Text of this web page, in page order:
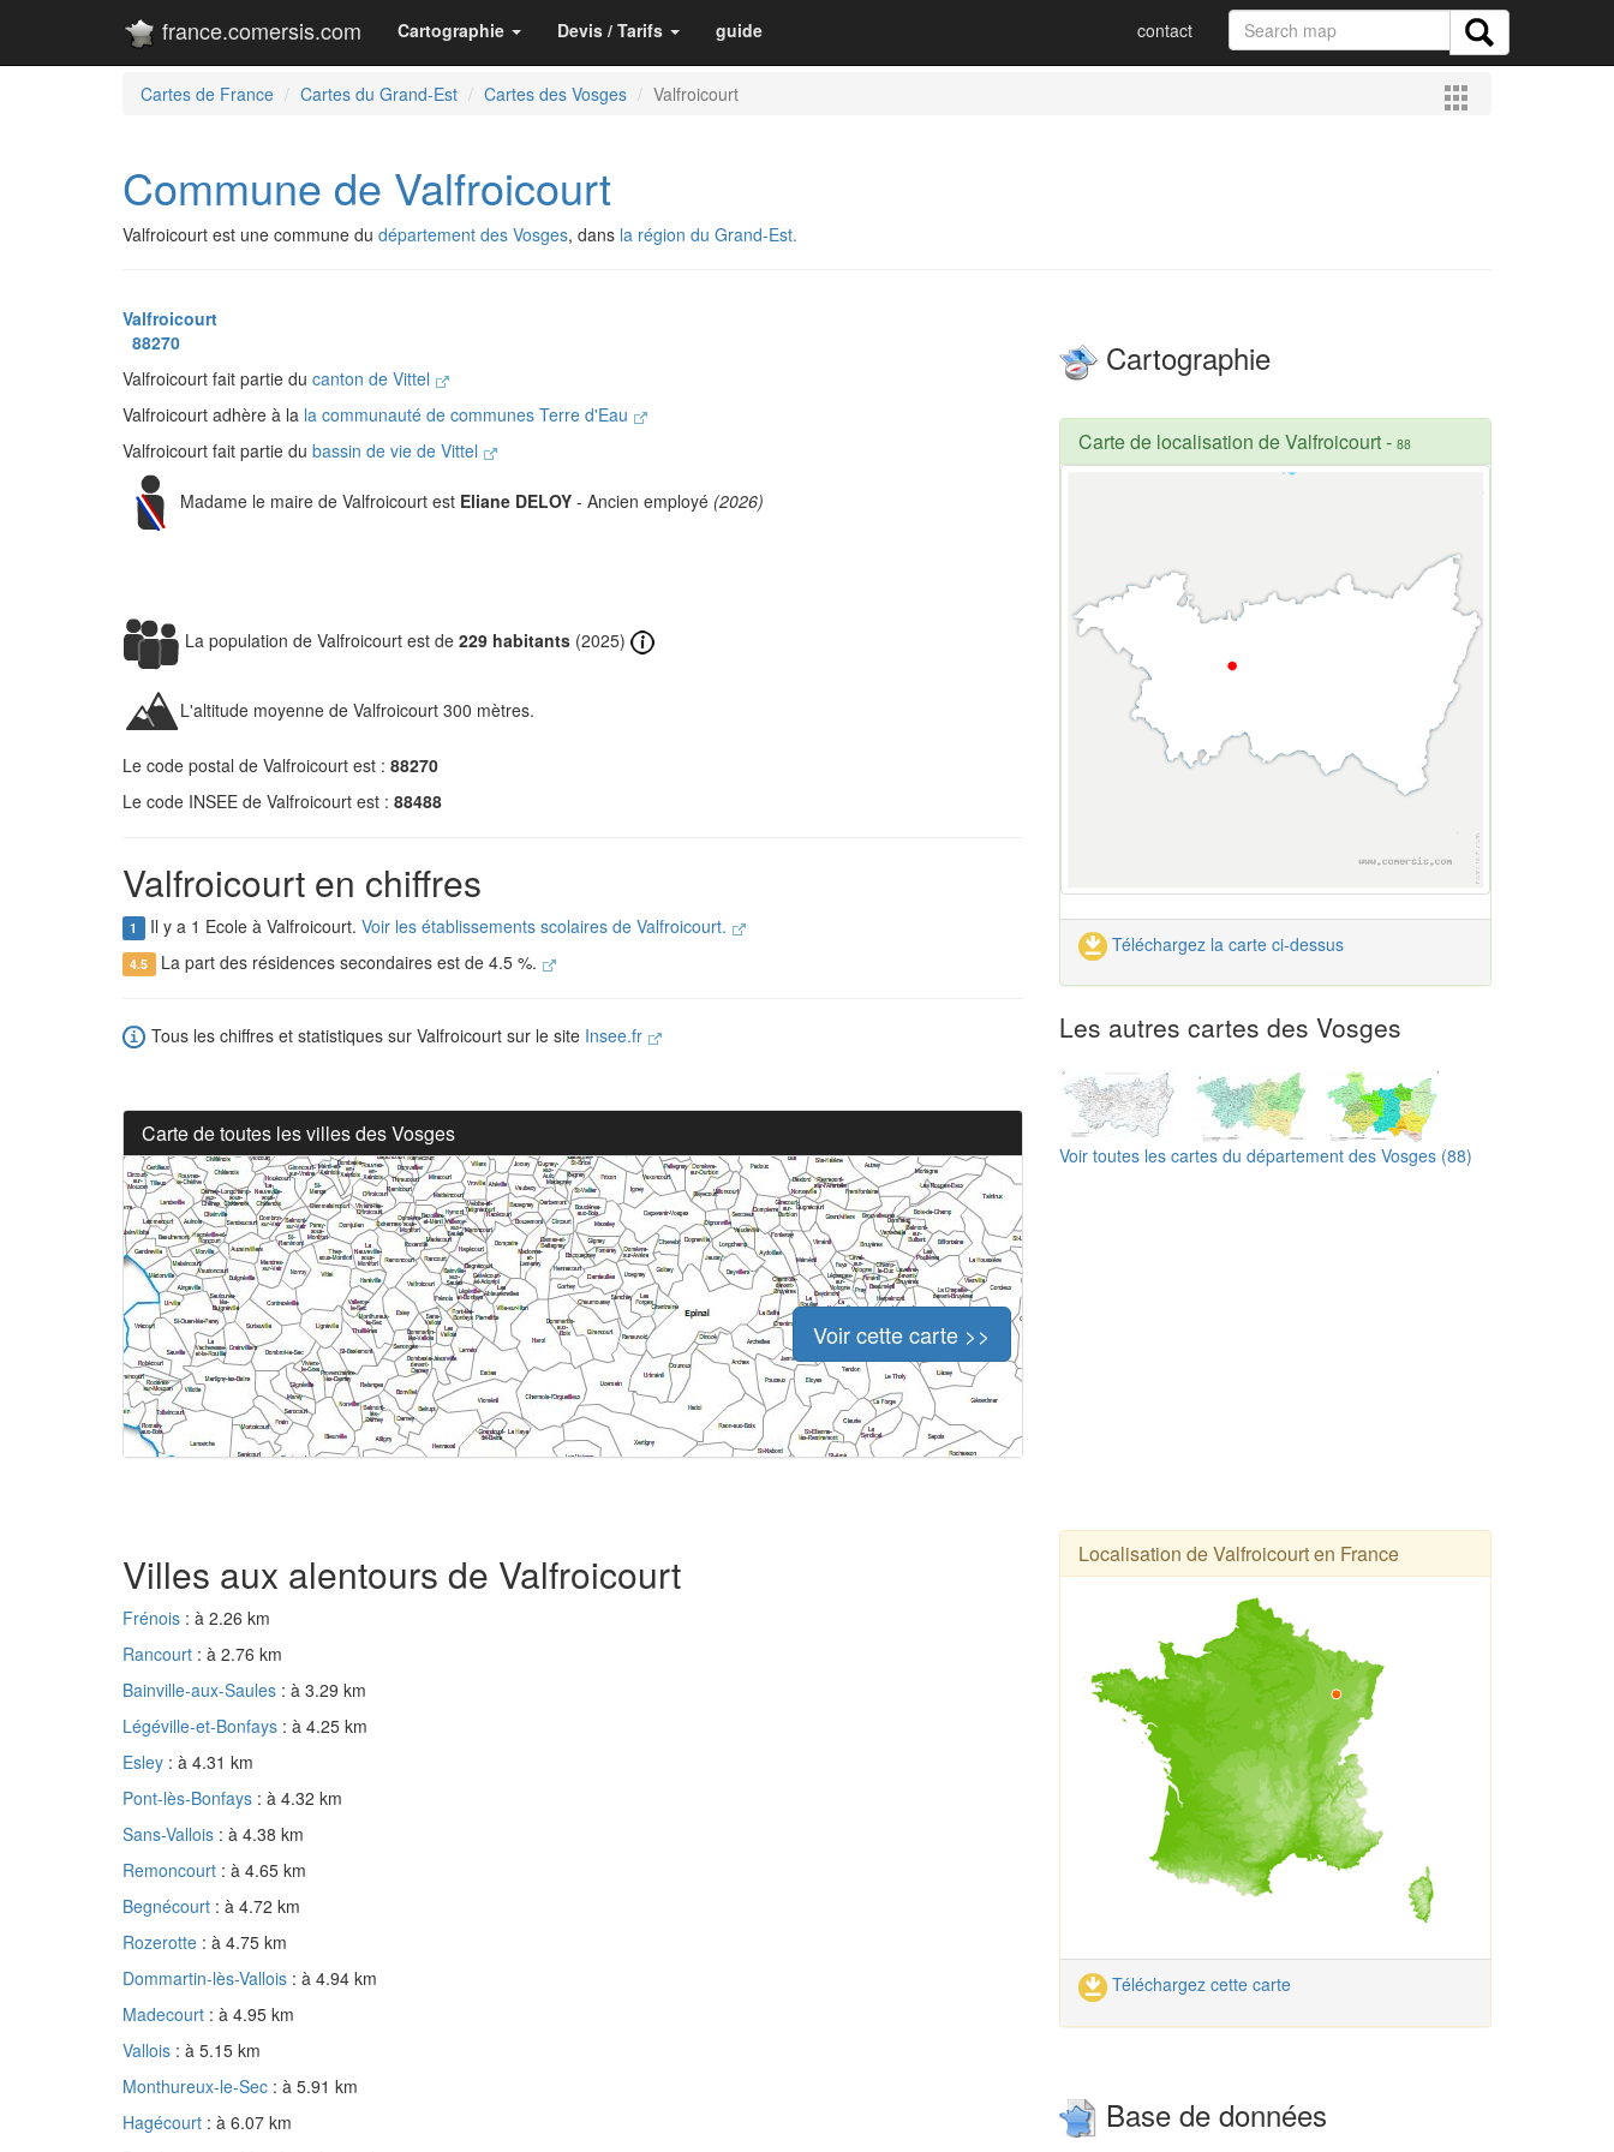
france.comersis.com Cartographie Devis / Tarifs guide contact
Cartes de France Cartes du Grand-Est Cartes des Vosges Valfroicourt
Commune de Valfroicourt
Valfroicourt est une commune du département des Vosges, dans la région du Grand-Est.
Valfroicourt
88270
Valfroicourt fait partie du canton de Vittel
Valfroicourt adhère à la la communauté de communes Terre d'Eau
Valfroicourt fait partie du bassin de vie de Vittel
Madame le maire de Valfroicourt est Eliane DELOY - Ancien employé (2026)
La population de Valfroicourt est de 229 habitants (2025)
L'altitude moyenne de Valfroicourt 300 mètres.
Le code postal de Valfroicourt est : 88270
Le code INSEE de Valfroicourt est : 88488
Valfroicourt en chiffres
1 Il y a 1 Ecole à Valfroicourt. Voir les établissements scolaires de Valfroicourt.
4.5 La part des résidences secondaires est de 4.5 %.
Tous les chiffres et statistiques sur Valfroicourt sur le site Insee.fr
Carte de toutes les villes des Vosges
Voir cette carte >>
Cartographie
Carte de localisation de Valfroicourt- 88
Téléchargez la carte ci-dessus
Les autres cartes des Vosges
Voir toutes les cartes du département des Vosges (88)
Villes aux alentours de Valfroicourt
Frénois : à 2.26 km
Rancourt : à 2.76 km
Bainville-aux-Saules : à 3.29 km
Légéville-et-Bonfays : à 4.25 km
Esley : à 4.31 km
Pont-lès-Bonfays : à 4.32 km
Sans-Vallois : à 4.38 km
Remoncourt : à 4.65 km
Begnécourt : à 4.72 km
Rozerotte : à 4.75 km
Dommartin-lès-Vallois : à 4.94 km
Madecourt : à 4.95 km
Vallois : à 5.15 km
Monthureux-le-Sec : à 5.91 km
Hagécourt : à 6.07 km
Localisation de Valfroicourt en France
Téléchargez cette carte
Base de données